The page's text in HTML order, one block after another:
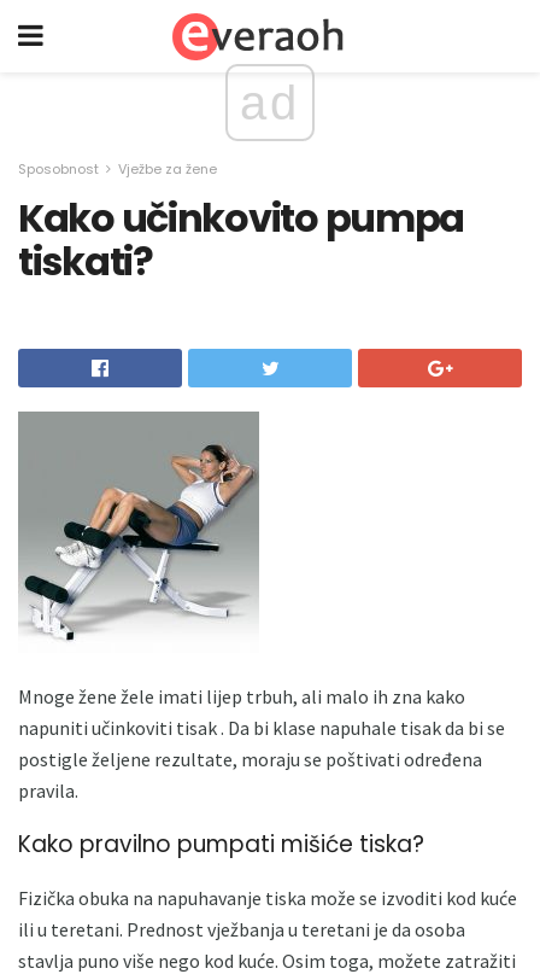
ad
Sposobnost Vježbe za žene
Kako učinkovito pumpa
tiskati?
Mnoge žene žele imati lijep trbuh, ali malo ih zna kako
napuniti učinkoviti tisak . Da bi klase napuhale tisak da bi se
postigle željene rezultate, moraju se poštivati ​​određena
pravila.
Kako pravilno pumpati mišiće tiska?
Fizička obuka na napuhavanje tiska može se izvoditi kod kuće
ili u teretani. Prednost vježbanja u teretani je da osoba
stavlja puno više nego kod kuće. Osim toga, možete zatražiti